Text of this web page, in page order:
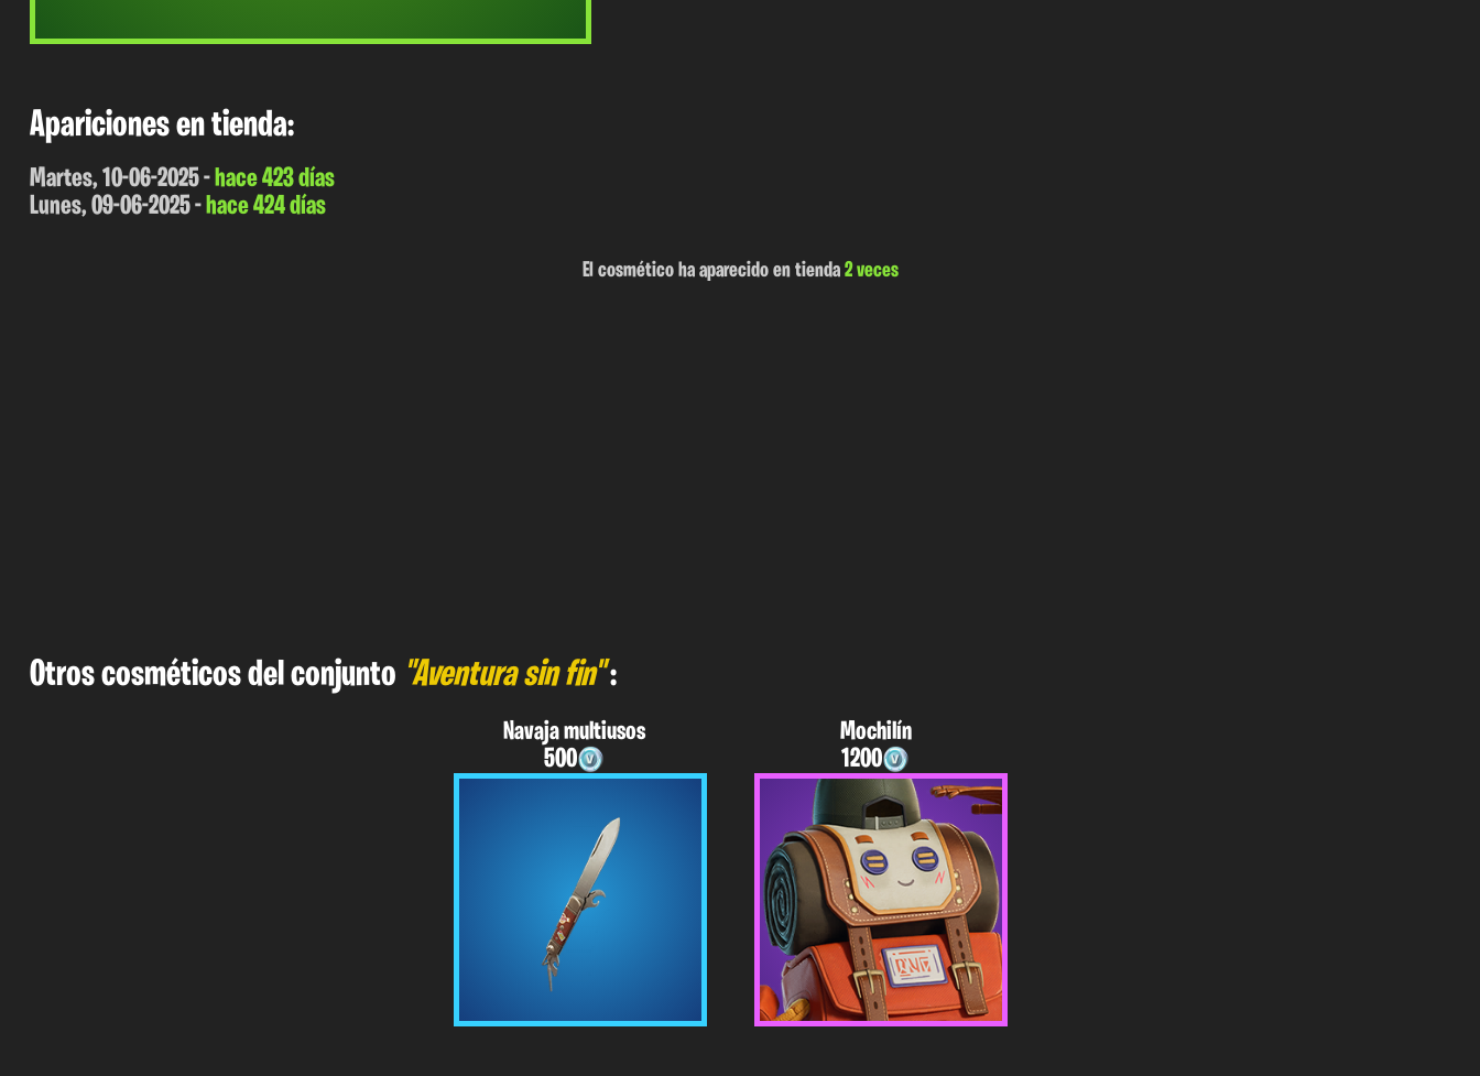
Apariciones en tienda:
Martes, 10-06-2025 -hace 423 días
Lunes, 09-06-2025 -hace 424 días
El cosmético ha aparecido en tienda 2 veces
Otros cosméticos del conjunto "Aventura sin fin":
Navaja multiusos
500
Mochilín
1200